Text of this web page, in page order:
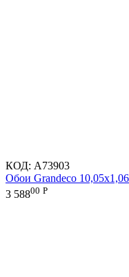
КОД: A73903
Обои Grandeco
3 58800 Р